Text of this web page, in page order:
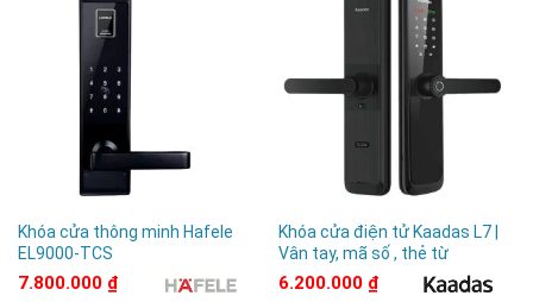
không bị han gỉ. Vì vậy, khóa có thể lắp đặt ở môi
trường gần biển mà không ảnh hưởng đến tuổi
Khóa cửa thông minh Hafele
EL9000-TCS
7.800.000 ₫
Khóa cửa điện tử Kaadas L7 |
Vân tay, mã số , thẻ từ
6.200.000 ₫